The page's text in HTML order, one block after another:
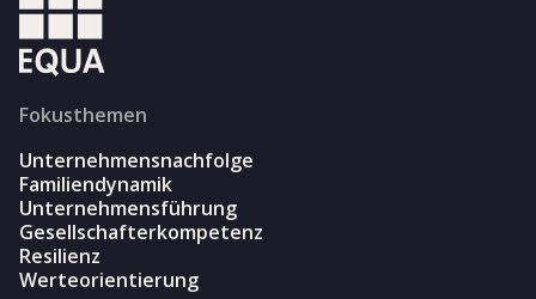
Fokusthemen
Unternehmensnachfolge
Familiendynamik
Unternehmensführung
Gesellschafterkompetenz
Resilienz
Werteorientierung